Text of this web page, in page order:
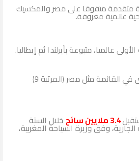
متقدمة متفوقا على مصر والمكسيك
عالمية معروفة.
الأولى عالميا، متبوعة بأيرلندا ثم إيطاليا.
وجاءت دول عربية أخرى في القائمة مثل مصر (المرتبة 9)
3.4 ملايين سائح خلال الستة
وفق وزيرة السياحة المغربية،